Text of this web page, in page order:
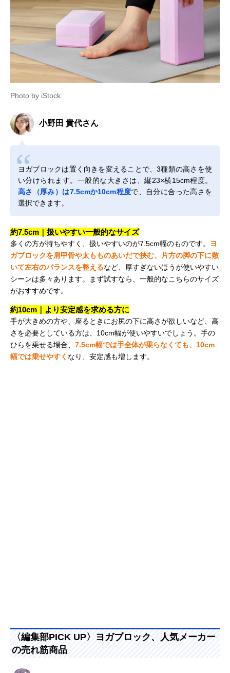
Photo by iStock
小野田 貴代さん
ヨガブロックは置く向きを変えることで、3種類の高さを使
い分けられます。一般的な大きさは、縦23×横15cm程度。
高さ（厚み）は7.5cmか10cm程度で、自分に合った高さを
選択できます。
約7.5cm｜扱いやすい一般的なサイズ
多くの方が持ちやすく、扱いやすいのが7.5cm幅のものです。
ヨ
ガブロックを肩甲骨や太もものあいだで挟む、片方の脚の下に敷
いて左右のバランスを整えるなど、厚すぎないほうが使いやすい
シーンは多々あります。まず試すなら、一般的なこちらのサイズ
がおすすめです。
約10cm｜より安定感を求める方に
手が大きめの方や、座るときにお尻の下に高さが欲しいなど、高
さを必要としている方は、10cm幅が使いやすいでしょう。手の
ひらを乗せる場合、 7.5cm幅では手全体が乗らなくても、10cm
幅では乗せやすく なり、安定感も増します。
〈編集部PICK UP〉ヨガブロック、人気メーカー
の売れ筋商品